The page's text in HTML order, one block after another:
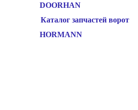
DOORHAN
Каталог запчастей ворот
HORMANN